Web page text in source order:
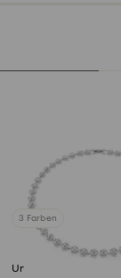
3 Farben
Una Angelic